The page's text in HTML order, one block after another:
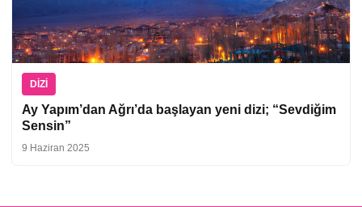
DIZI
Ay Yapım’dan Ağrı’da başlayan yeni dizi; “Sevdiğim
Sensin”
9 Haziran 2025